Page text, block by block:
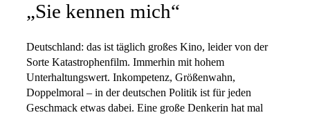
„Sie kennen mich“
Deutschland: das ist täglich großes Kino, leider von der
Sorte Katastrophenfilm. Immerhin mit hohem
Unterhaltungswert. Inkompetenz, Größenwahn,
Doppelmoral – in der deutschen Politik ist für jeden
Geschmack etwas dabei. Eine große Denkerin hat mal